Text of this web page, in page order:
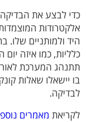
כדי לבצע את
אלקטרודות
היד ולמותניים
כלליות, כמו איזה
תתנהג המערכת
בו יישאלו שאלות
לבדיקה.
לקריאת מאמרים